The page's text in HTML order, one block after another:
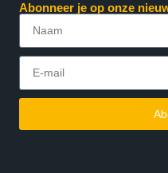
Abonneer je op onze